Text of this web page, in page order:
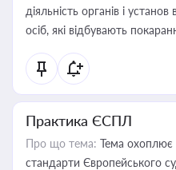
діяльність органів і
осіб, які відбувають
Практика ЄСПЛ
Про що тема: Тема охоплює
стандарти Європейського